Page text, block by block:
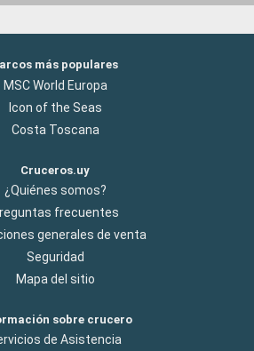
más populares
MSC World Europa
Icon of the Seas
Costa Toscana
Cruceros.uy
¿Quiénes somos?
frecuentes
generales de venta
Seguridad
Mapa del sitio
sobre crucero
de Asistencia